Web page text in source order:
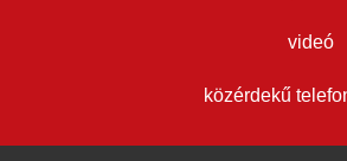
videó
közérdekű